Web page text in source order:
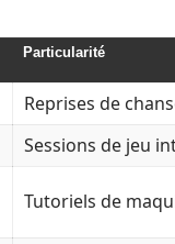
Particularité
Reprises de
Sessions de jeu
Tutoriels de